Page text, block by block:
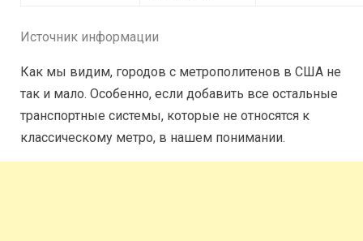
Источник информации
Как мы видим, городов с метрополитенов в США не
так и мало. Особенно, если добавить все остальные
транспортные системы, которые не относятся к
классическому метро, в нашем понимании.